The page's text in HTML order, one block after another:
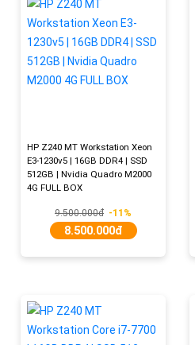
HP Z240 MT Workstation Xeon
E3-1230v5 | 16GB DDR4 | SSD
512GB | Nvidia Quadro M2000
4G FULL BOX
9.500.000đ -11%
8.500.000đ